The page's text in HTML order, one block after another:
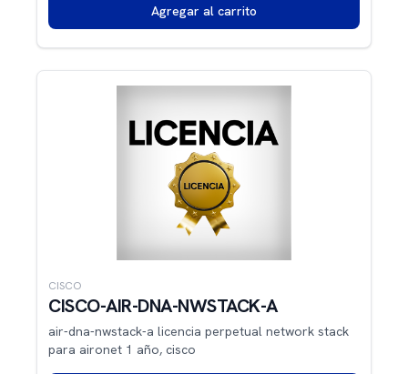
Agregar al carrito
CISCO
CISCO-AIR-DNA-NWSTACK-A
air-dna-nwstack-a licencia perpetual network stack
para aironet 1 año, cisco